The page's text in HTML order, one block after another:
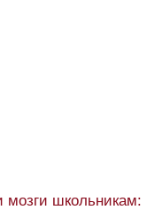
школьникам: